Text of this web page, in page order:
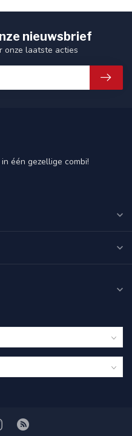
nieuwsbrief
onze laatste acties
één gezellige combi!